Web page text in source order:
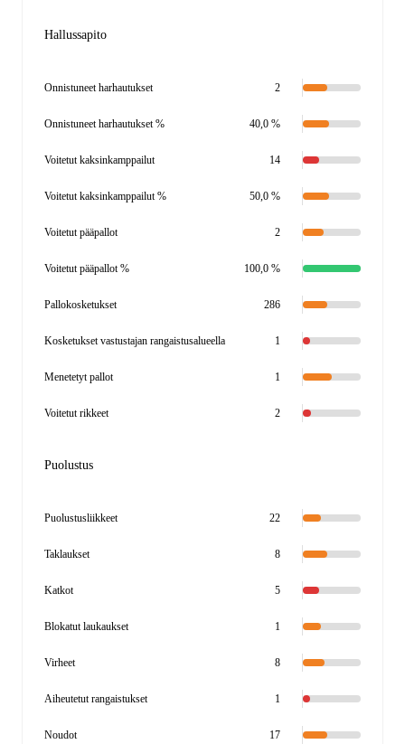
Hallussapito
Onnistuneet harhautukset 2
Onnistuneet harhautukset % 40,0 %
Voitetut kaksinkamppailut 14
Voitetut kaksinkamppailut % 50,0 %
Voitetut pääpallot 2
Voitetut pääpallot % 100,0 %
Pallokosketukset 286
Kosketukset vastustajan rangaistusalueella 1
Menetetyt pallot 1
Voitetut rikkeet 2
Puolustus
Puolustusliikkeet 22
Taklaukset 8
Katkot 5
Blokatut laukaukset 1
Virheet 8
Aiheutetut rangaistukset 1
Noudot 17